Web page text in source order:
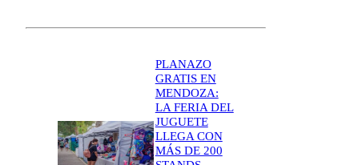
PLANAZO
GRATIS EN
MENDOZA:
LA FERIA DEL
JUGUETE
LLEGA CON
MÁS DE 200